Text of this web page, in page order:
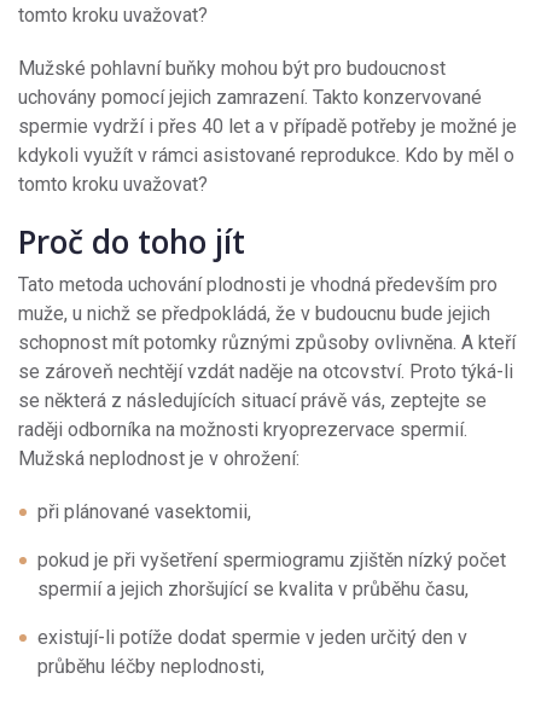
tomto kroku uvažovat?
Mužské pohlavní buňky mohou být pro budoucnost
uchovány pomocí jejich zamrazení. Takto konzervované
spermie vydrží i přes 40 let a v případě potřeby je možné je
kdykoli využít v rámci asistované reprodukce. Kdo by měl o
tomto kroku uvažovat?
Proč do toho jít
Tato metoda uchování plodnosti je vhodná především pro
muže, u nichž se předpokládá, že v budoucnu bude jejich
schopnost mít potomky různými způsoby ovlivněna. A kteří
se zároveň nechtějí vzdát naděje na otcovství. Proto týká-li
se některá z následujících situací právě vás, zeptejte se
raději odborníka na možnosti kryoprezervace spermií.
Mužská neplodnost je v ohrožení:
při plánované vasektomii,
pokud je při vyšetření spermiogramu zjištěn nízký počet
spermií a jejich zhoršující se kvalita v průběhu času,
existují-li potíže dodat spermie v jeden určitý den v
průběhu léčby neplodnosti,